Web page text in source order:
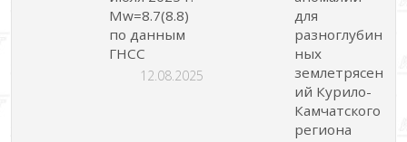
Mw=8.7(8.8)
по данным
ГНСС
12.08.2025
для
разноглубин
ных
землетрясен
ий Курило-
Камчатского
региона